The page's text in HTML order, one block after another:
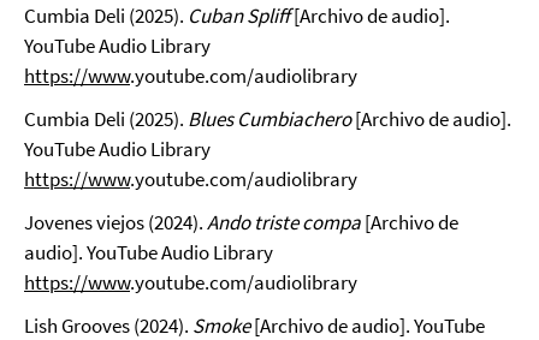
Cumbia Deli (2025). Cuban Spliff[Archivo de audio].
YouTube Audio Library
https://www.youtube.com/audiolibrary
Cumbia Deli (2025). Blues Cumbiachero[Archivo de audio].
YouTube Audio Library
https://www.youtube.com/audiolibrary
Jovenes viejos (2024).Ando triste compa[Archivo de
audio]. YouTube Audio Library
https://www.youtube.com/audiolibrary
Lish Grooves (2024). Smoke[Archivo de audio]. YouTube